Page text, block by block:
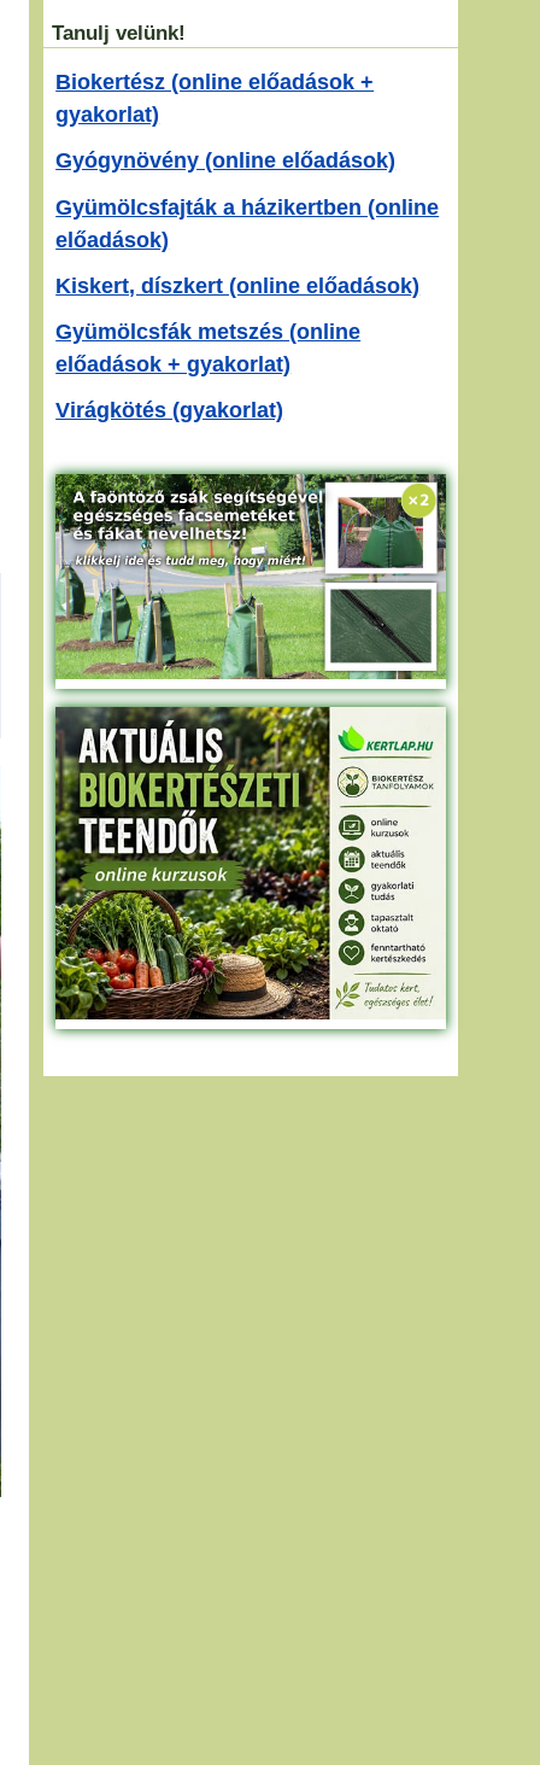
Tanulj velünk!
Biokertész (online előadások +
gyakorlat)
Gyógynövény (online előadások)
Gyümölcsfajták a házikertben (online
előadások)
Kiskert, díszkert (online előadások)
Gyümölcsfák metszés (online
előadások + gyakorlat)
Virágkötés (gyakorlat)